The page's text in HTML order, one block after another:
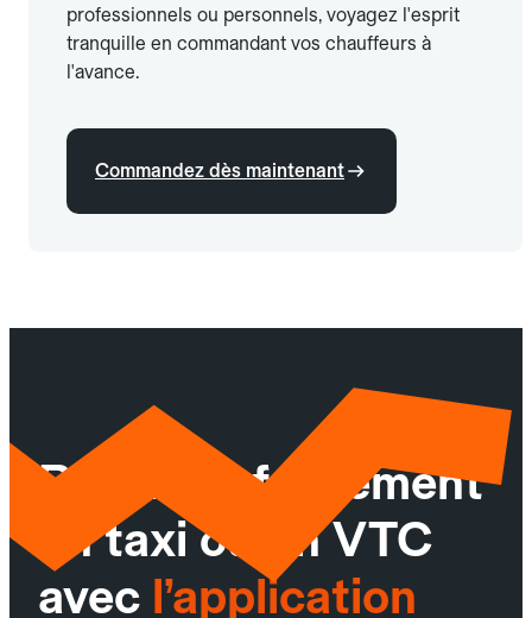
professionnels ou personnels, voyagez l'esprit
tranquille en commandant vos chauffeurs à
l'avance.
Commandez dès maintenant
Réservez facilement
un taxi ou un VTC
avec l’application